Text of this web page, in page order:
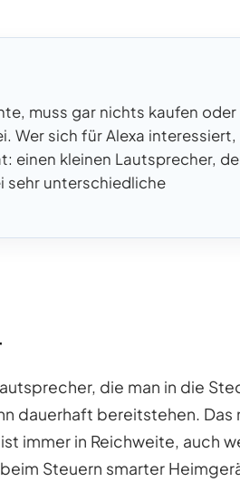
muss gar nichts kaufen oder
Wer sich für Alexa interessiert,
einen kleinen Lautsprecher,
sehr unterschiedliche
die man in die
dauerhaft bereitstehen. Das
immer in Reichweite, auch
Steuern smarter